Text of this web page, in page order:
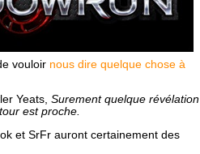
vouloir nous dire quelque chose à
Yeats, Surement quelque révélation
est proche.
et SrFr auront certainement des